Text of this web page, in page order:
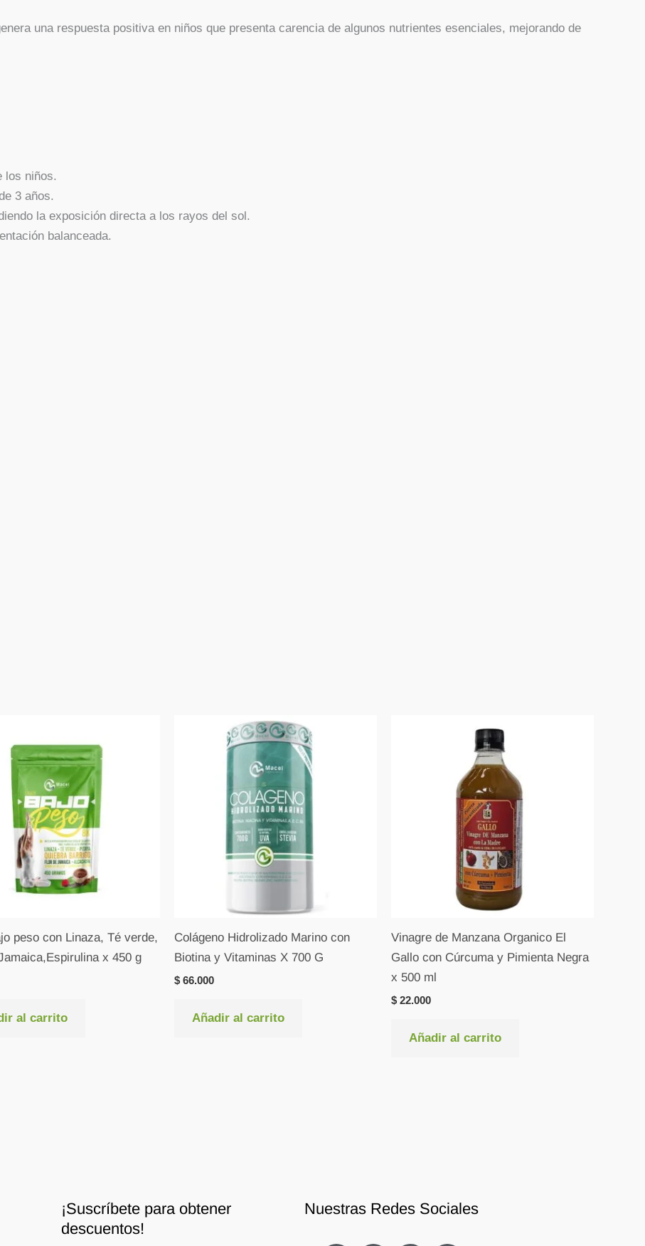
una respuesta positiva en niños que presenta carencia de algunos nutrientes esenciales, mejorando de
los niños.
3 años.
la exposición directa a los rayos del sol.
balanceada.
peso con Linaza, Té verde,
x 450 g
al carrito
Colágeno Hidrolizado Marino con
Biotina y Vitaminas X 700 G
$ 66.000
Añadir al carrito
Vinagre de Manzana Organico El
Gallo con Cúrcuma y Pimienta Negra
x 500 ml
$ 22.000
Añadir al carrito
¡Suscríbete para obtener
descuentos!
Nuestras Redes Sociales